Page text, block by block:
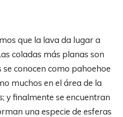
que la lava da lugar a
coladas más planas son
se conocen como pahoehoe
muchos en el área de la
y finalmente se encuentran
una especie de esferas